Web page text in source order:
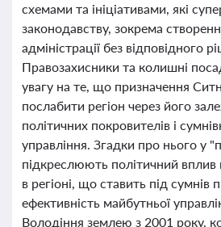
схемами та ініціативами, які
законодавству, зокрема
адміністрації без відповідного
Правозахисники та колишні
увагу на те, що призначення
послабити регіон через його
політичних покровителів і
управління. Згадки про нього у
підкреслюють політичний вплив
в регіоні, що ставить під сумнів
ефективність майбутньої
Володіння землею з 2001 року,